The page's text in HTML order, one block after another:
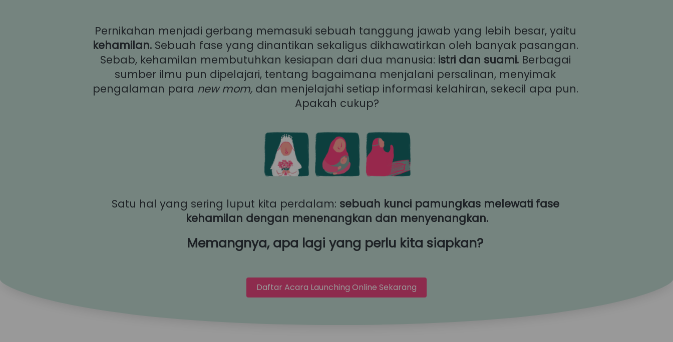
kehamilan. Sebuah fase yang dinantikan sekaligus dikhawatirkan oleh banyak pasangan.
Sebab, kehamilan membutuhkan kesiapan dari dua manusia: istri dan suami. Berbagai
sumber ilmu pun dipelajari, tentang bagaimana menjalani persalinan, menyimak
pengalaman para new mom, dan menjelajahi setiap informasi kelahiran, sekecil apa pun.
Apakah cukup?
Satu hal yang sering luput kita perdalam: sebuah kunci pamungkas melewati fase
kehamilan dengan menenangkan dan menyenangkan.
Memangnya, apa lagi yang perlu kita siapkan?
`Daftar Acara Launching Online Sekarang